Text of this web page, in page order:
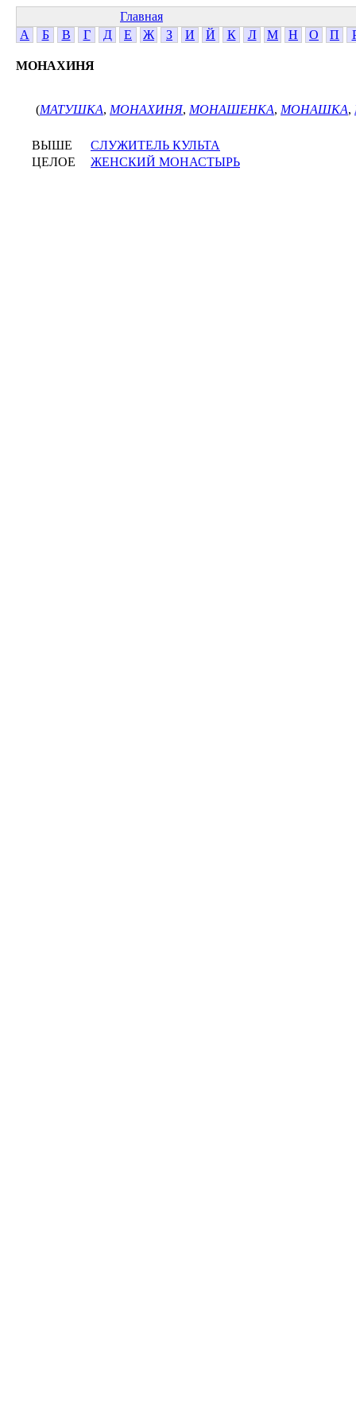
Главная
А
Б В Г Д Е Ж З И Й К Л М Н О П
МОНАХИНЯ
(МАТУШКА, МОНАХИНЯ, МОНАШЕНКА, МОНАШКА,
ВЫШЕ
СЛУЖИТЕЛЬ КУЛЬТА
ЦЕЛОЕ
ЖЕНСКИЙ МОНАСТЫРЬ